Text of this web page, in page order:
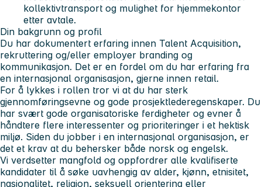
kollektivtransport og mulighet for hjemmekontor
etter avtale.
Din bakgrunn og profil
Du har dokumentert erfaring innen Talent Acquisition,
rekruttering og/eller employer branding og
kommunikasjon. Det er en fordel om du har erfaring fra
en internasjonal organisasjon, gjerne innen retail.
For å lykkes i rollen tror vi at du har sterk
gjennomføringsevne og gode prosjektlederegenskaper. Du
har svært gode organisatoriske ferdigheter og evner å
håndtere flere interessenter og prioriteringer i et hektisk
miljø. Siden du jobber i en internasjonal organisasjon, er
det et krav at du behersker både norsk og engelsk.
Vi verdsetter mangfold og oppfordrer alle kvalifiserte
kandidater til å søke uavhengig av alder, kjønn, etnisitet,
nasjonalitet, religion, seksuell orientering eller